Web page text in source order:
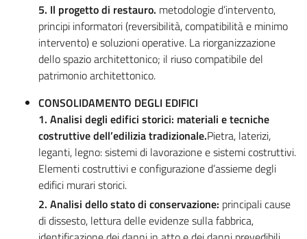
5. Il progetto di restauro. metodologie d’intervento,
principi informatori (reversibilità, compatibilità e minimo
intervento) e soluzioni operative. La riorganizzazione
dello spazio architettonico; il riuso compatibile del
patrimonio architettonico.
CONSOLIDAMENTO DEGLI EDIFICI
1. Analisi degli edifici storici: materiali e tecniche
costruttive dell’edilizia tradizionale.Pietra, laterizi,
leganti, legno: sistemi di lavorazione e sistemi costruttivi.
Elementi costruttivi e configurazione d’assieme degli
edifici murari storici.
2. Analisi dello stato di conservazione: principali cause
di dissesto, lettura delle evidenze sulla fabbrica,